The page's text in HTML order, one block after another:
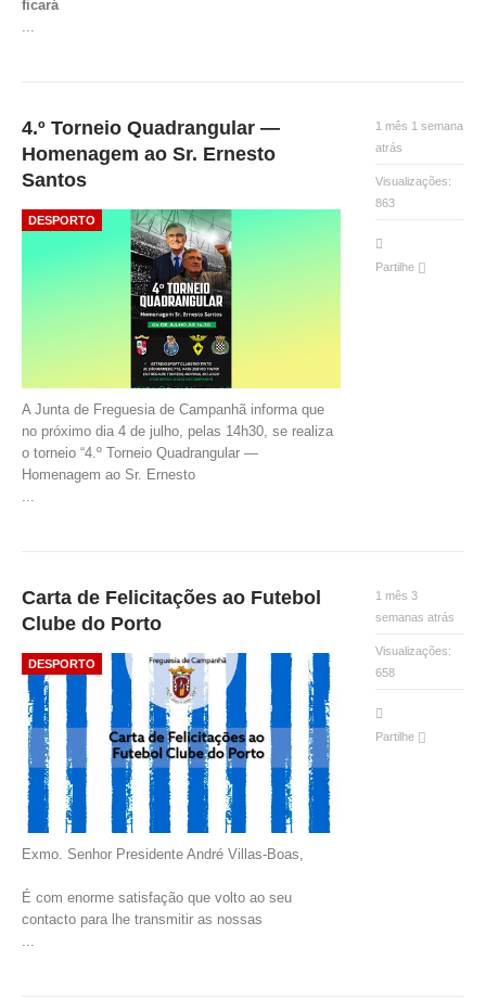
ficará
...
4.º Torneio Quadrangular —
Homenagem ao Sr. Ernesto
Santos
DESPORTO
A Junta de Freguesia de Campanhã informa que
no próximo dia 4 de julho, pelas 14h30, se realiza
o torneio “4.º Torneio Quadrangular —
Homenagem ao Sr. Ernesto
...
1 mês 1 semana
atrás
Visualizações:
863
Partilhe
Carta de Felicitações ao Futebol
Clube do Porto
DESPORTO
Exmo. Senhor Presidente André Villas-Boas,
É com enorme satisfação que volto ao seu
contacto para lhe transmitir as nossas
1 mês 3
semanas atrás
Visualizações:
658
Partilhe